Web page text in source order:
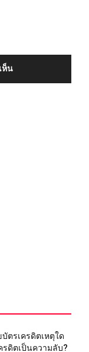
ห็น
ตรเครดิตเหตุใด
รดิตเป็นความลับ?